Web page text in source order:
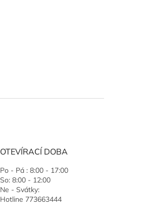
OTEVÍRACÍ DOBA
Po - Pá : 8:00 - 17:00
So: 8:00 - 12:00
Ne - Svátky:
Hotline 773663444